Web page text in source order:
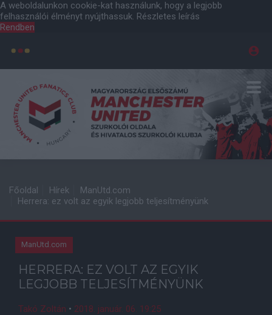
A weboldalunkon cookie-kat használunk, hogy a legjobb
felhasználói élményt nyújthassuk. Részletes leírás
Rendben
Főoldal Hírek
ManUtd.com
Herrera: ez volt az egyik legjobb teljesítményünk
ManUtd.com
HERRERA: EZ VOLT AZ EGYIK
LEGJOBB TELJESÍTMÉNYÜNK
Takó Zoltán • 2018. január. 06. 19:25